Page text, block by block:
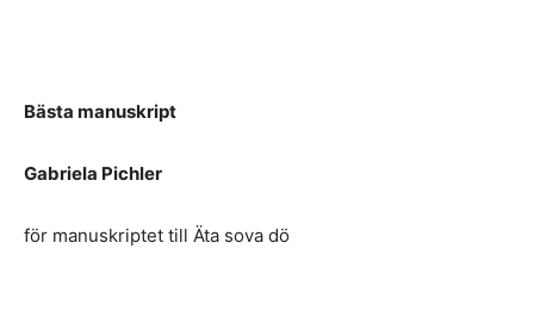
Bästa manuskript
Gabriela Pichler
för manuskriptet till Äta sova dö